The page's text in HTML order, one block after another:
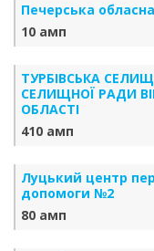
Печерська
10 амп
ТУРБІВСЬКА
СЕЛИЩНОЇ РАДИ
ОБЛАСТІ
410 амп
Луцький центр
допомоги №2
80 амп